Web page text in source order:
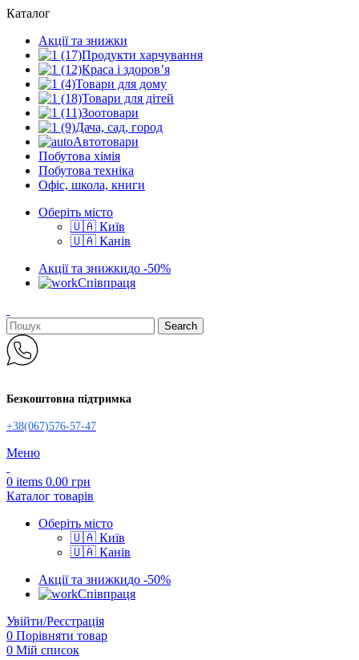
Каталог
Акції та знижки
Продукти харчування
Краса і здоров’я
Товари для дому
Товари для дітей
Зоотовари
Дача, сад, город
Автотовари
Побутова хімія
Побутова техніка
Офіс, школа, книги
Оберіть місто
🇺🇦 Київ
🇺🇦 Канів
Акції та знижкидо -50%
Співпраця
Search
Безкоштовна підтримка
+38(067)576-57-47
Меню
0 items 0.00 грн
Каталог товарів
Оберіть місто
🇺🇦 Київ
🇺🇦 Канів
Акції та знижкидо -50%
Співпраця
Увійти/Реєстрація
0 Порівняти товар
0 Мій список